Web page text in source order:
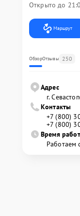
Открыто до
Маршрут
ОбзорОтзывы 250
Адрес
г.
Контакты
+7 (800)
+7 (800)
Время
Работаем